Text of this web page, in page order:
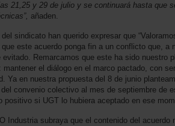
21,25 y 29 de julio y se continuará hasta que
añaden.
sindicato han querido expresar que
este acuerdo ponga fin a un conflicto que, a
evitado. Remarcamos que este ha sido nuestro
mantener el diálogo en el marco pactado, con
Ya en nuestra propuesta del 8 de junio
del convenio colectivo al mes de septiembre de
positivo si UGT lo hubiera aceptado en ese
Industria subraya que el contenido del acuerdo